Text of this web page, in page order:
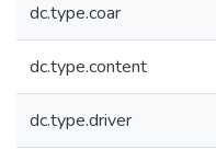
dc.type.coar
dc.type.content
dc.type.driver